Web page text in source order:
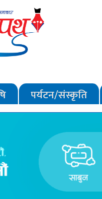
पर्यटन/संस्कृति